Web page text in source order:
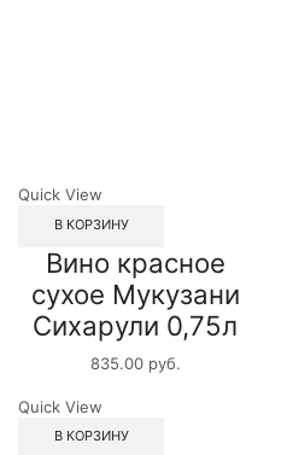
Quick View
В КОРЗИНУ
Вино красное
сухое Мукузани
Сихарули 0,75л
835.00 руб.
Quick View
В КОРЗИНУ